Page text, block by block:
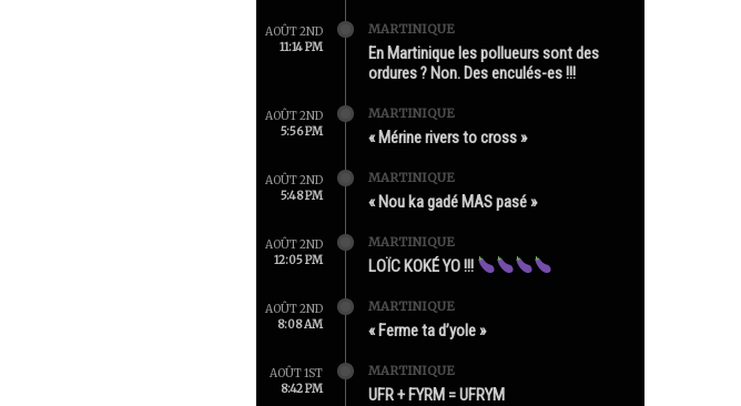
AOÛT 2ND
11:14 PM
MARTINIQUE
En Martinique les pollueurs sont des
ordures ? Non. Des enculés-es !!!
AOÛT 2ND
5:56 PM
MARTINIQUE
« Mérine rivers to cross »
AOÛT 2ND
5:48 PM
MARTINIQUE
« Nou ka gadé MAS pasé »
AOÛT 2ND
12:05 PM
MARTINIQUE
LOÏC KOKÉ YO !!!
AOÛT 2ND
8:08 AM
MARTINIQUE
« Ferme ta d’yole »
AOÛT 1ST
8:42 PM
MARTINIQUE
UFR + FYRM = UFRYM